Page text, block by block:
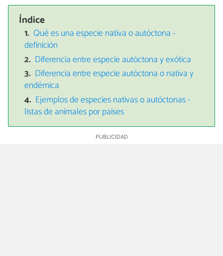
Índice
Qué es una especie nativa o autóctona -
definición
Diferencia entre especie autóctona y exótica
Diferencia entre especie autóctona o nativa y
endémica
Ejemplos de especies nativas o autóctonas -
listas de animales por países